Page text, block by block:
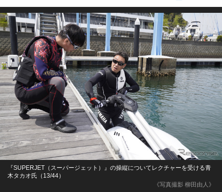
《写真撮影 柳田由人》
『SUPERJET（スーパージェット）』の操縦についてレクチャーを受ける青
木タカオ氏（13/44）